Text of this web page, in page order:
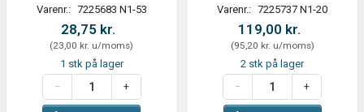
Varenr.: 7225683 N1-53
28,75 kr.
(23,00 kr. u/moms)
1 stk på lager
Varenr.: 7225737 N1-20
119,00 kr.
(95,20 kr. u/moms)
2 stk på lager